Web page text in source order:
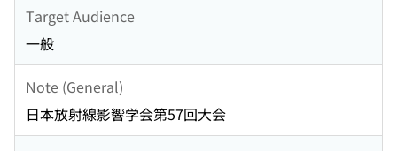
Target Audience
一般
Note (General)
日本放射線影響学会第57回大会